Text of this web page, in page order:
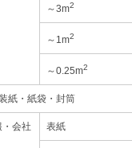
～3m2
～1m2
～0.25m2
紙・紙袋・封筒
会社
表紙